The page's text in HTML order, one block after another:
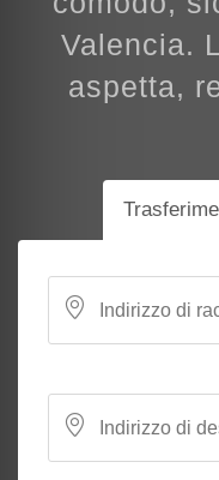
Valencia.
aspetta,